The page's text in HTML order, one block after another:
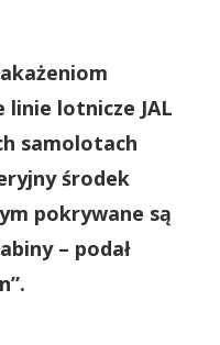
lotnicze JAL
samolotach
środek
pokrywane są
– podał